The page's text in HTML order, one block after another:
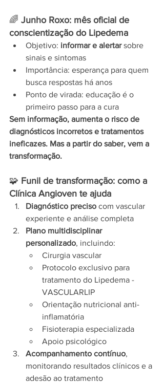
🌈 Junho Roxo: mês oficial de
conscientização do Lipedema
Objetivo: informar e alertar sobre
sinais e sintomas
Importância: esperança para quem
busca respostas há anos
Ponto de virada: educação é o
primeiro passo para a cura
Sem informação, aumenta o risco de
diagnósticos incorretos e tratamentos
ineficazes. Mas a partir do saber, vem a
transformação.
🧩 Funil de transformação: como a
Clínica Angioven te ajuda
Diagnóstico preciso com vascular
experiente e análise completa
Plano multidisciplinar
personalizado, incluindo:
Cirurgia vascular
Protocolo exclusivo para
tratamento do Lipedema -
VASCULARLIP
Orientação nutricional anti-
inflamatória
Fisioterapia especializada
Apoio psicológico
Acompanhamento contínuo,
monitorando resultados clínicos e a
adesão ao tratamento